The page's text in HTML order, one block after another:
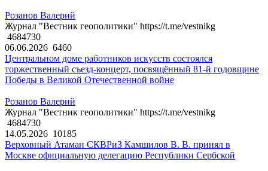
Розанов Валерий
Журнал "Вестник геополитики" https://t.me/vestnikg
4684730
06.06.2026 6460
Центральном доме работников искусств состоялся
торжественный съезд-концерт, посвящённый 81-й годовщине
Победы в Великой Отечественной войне
Розанов Валерий
Журнал "Вестник геополитики" https://t.me/vestnikg
4684730
14.05.2026 10185
Верховный Атаман СКВРиЗ Камшилов В. В. принял в
Москве официальную делегацию Республики Сербской